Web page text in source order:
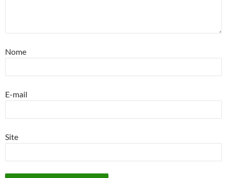
Nome
E-mail
Site